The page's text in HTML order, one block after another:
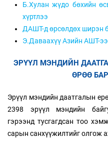
Б.Хулан жүдо бөхийн
хүртлээ
ДАШТ-д өрсөлдөх ширэн
Э.Даваахүү Азийн АШТ-
ЭРҮҮЛ МЭНДИЙН
ӨРӨӨ
Эрүүл мэндийн даатгалын
2398 эрүүл мэндийн
гэрээнд тусгагдсан тоо
сарын санхүүжилтийг олгож